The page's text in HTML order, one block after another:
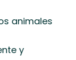
animales
y